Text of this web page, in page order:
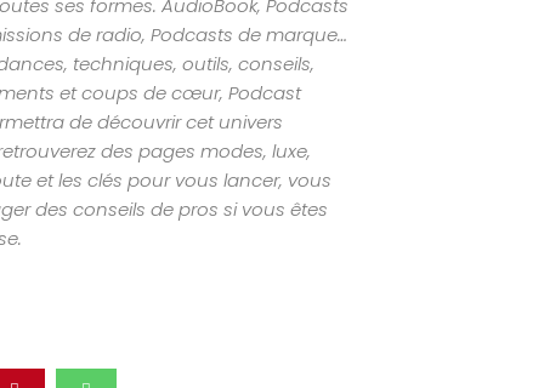
de radio, Podcasts de marque…
techniques, outils, conseils,
et coups de cœur, Podcast
de découvrir cet univers
des pages modes, luxe,
et les clés pour vous lancer, vous
des conseils de pros si vous êtes